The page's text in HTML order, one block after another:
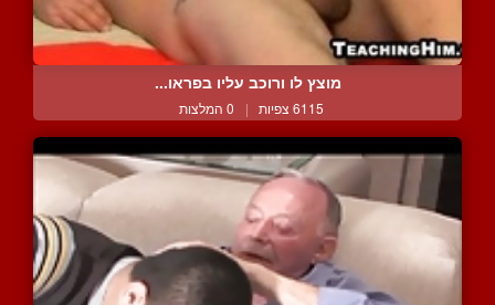
מוצץ לו ורוכב עליו בפראו...
6115 צפיות | 0 המלצות